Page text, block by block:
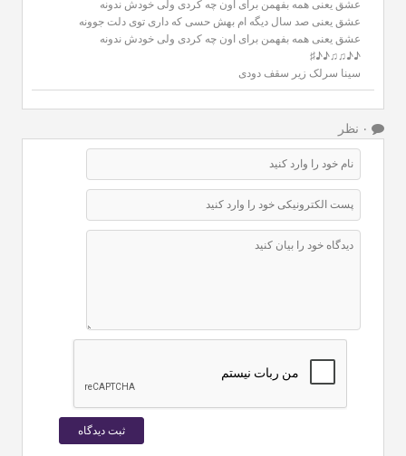
عشق یعنی همه بفهمن برای اون چه کردی ولی خودش ندونه
عشق یعنی صد سال دیگه ام بهش حسی که داری توی دلت جوونه
عشق یعنی همه بفهمن برای اون چه کردی ولی خودش ندونه
♪♪♫♫♪♪♯
سینا سرلک زیر سقف دودی
۰ نظر